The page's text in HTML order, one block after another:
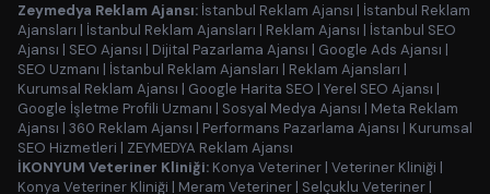
Zeymedya Reklam Ajansı: İstanbul Reklam Ajansı | İstanbul Reklam
Ajansları | İstanbul Reklam Ajansları | Reklam Ajansı | İstanbul SEO
Ajansı | SEO Ajansı | Dijital Pazarlama Ajansı | Google Ads Ajansı |
SEO Uzmanı | İstanbul Reklam Ajansları | Reklam Ajansları |
Kurumsal Reklam Ajansı | Google Harita SEO | Yerel SEO Ajansı |
Google İşletme Profili Uzmanı | Sosyal Medya Ajansı | Meta Reklam
Ajansı | 360 Reklam Ajansı | Performans Pazarlama Ajansı | Kurumsal
SEO Hizmetleri | ZEYMEDYA Reklam Ajansı
İKONYUM Veteriner Kliniği: Konya Veteriner | Veteriner Kliniği |
Konya Veteriner Kliniği | Meram Veteriner | Selçuklu Veteriner |